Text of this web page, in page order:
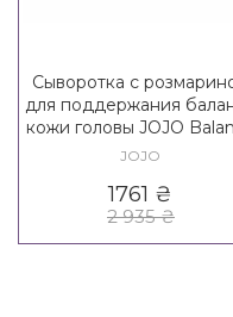
Сыворотка с
для поддержания
кожи головы JOJO
Rosemary Vials
JOJO
1761 ₴
2 935₴